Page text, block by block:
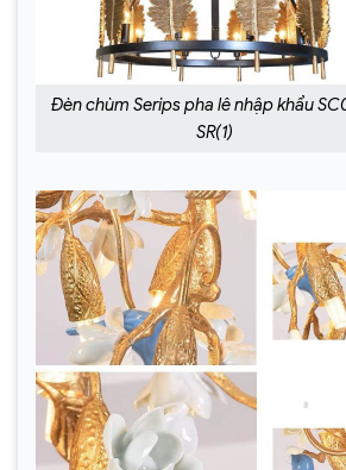
Đèn chùm Serips pha lê nhập khẩu
SR(1)